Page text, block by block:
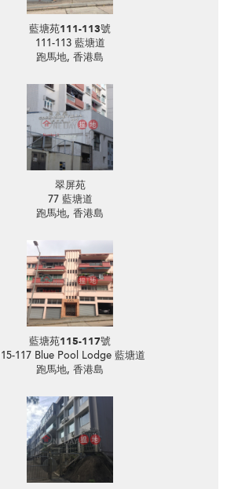
藍塘苑111-113號
111-113 藍塘道
跑馬地, 香港島
翠屏苑
77 藍塘道
跑馬地, 香港島
藍塘苑115-117號
117 Blue Pool Lodge 藍塘道
跑馬地, 香港島